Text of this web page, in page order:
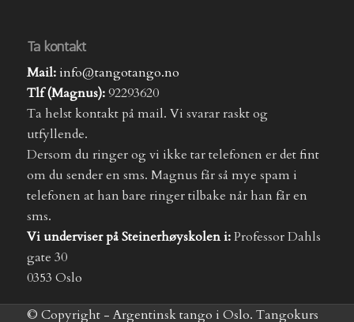
Ta kontakt
Mail: info@tangotango.no
Tlf (Magnus):92293620
Ta helst kontakt på mail. Vi svarar raskt og
utfyllende.
Dersom du ringer og vi ikke tar telefonen er det fint
om du sender en sms. Magnus får så mye spam i
telefonen at han bare ringer tilbake når han får en
sms.
Vi underviser på Steinerhøyskolen i:Professor Dahls
gate 30
0353 Oslo
© Copyright - Argentinsk tango i Oslo. Tangokurs